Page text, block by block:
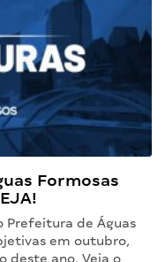
Formosas
Prefeitura de Águas
em outubro,
deste ano. Veja o